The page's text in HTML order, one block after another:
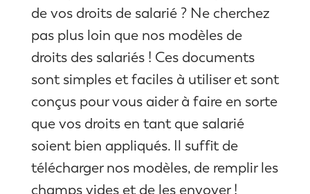
de vos droits de salarié ? Ne cherchez
pas plus loin que nos modèles de
droits des salariés ! Ces documents
sont simples et faciles à utiliser et sont
conçus pour vous aider à faire en sorte
que vos droits en tant que salarié
soient bien appliqués. Il suffit de
télécharger nos modèles, de remplir les
champs vides et de les envoyer !